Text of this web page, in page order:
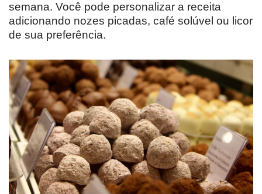
semana. Você pode personalizar a receita
adicionando nozes picadas, café solúvel ou licor
de sua preferência.